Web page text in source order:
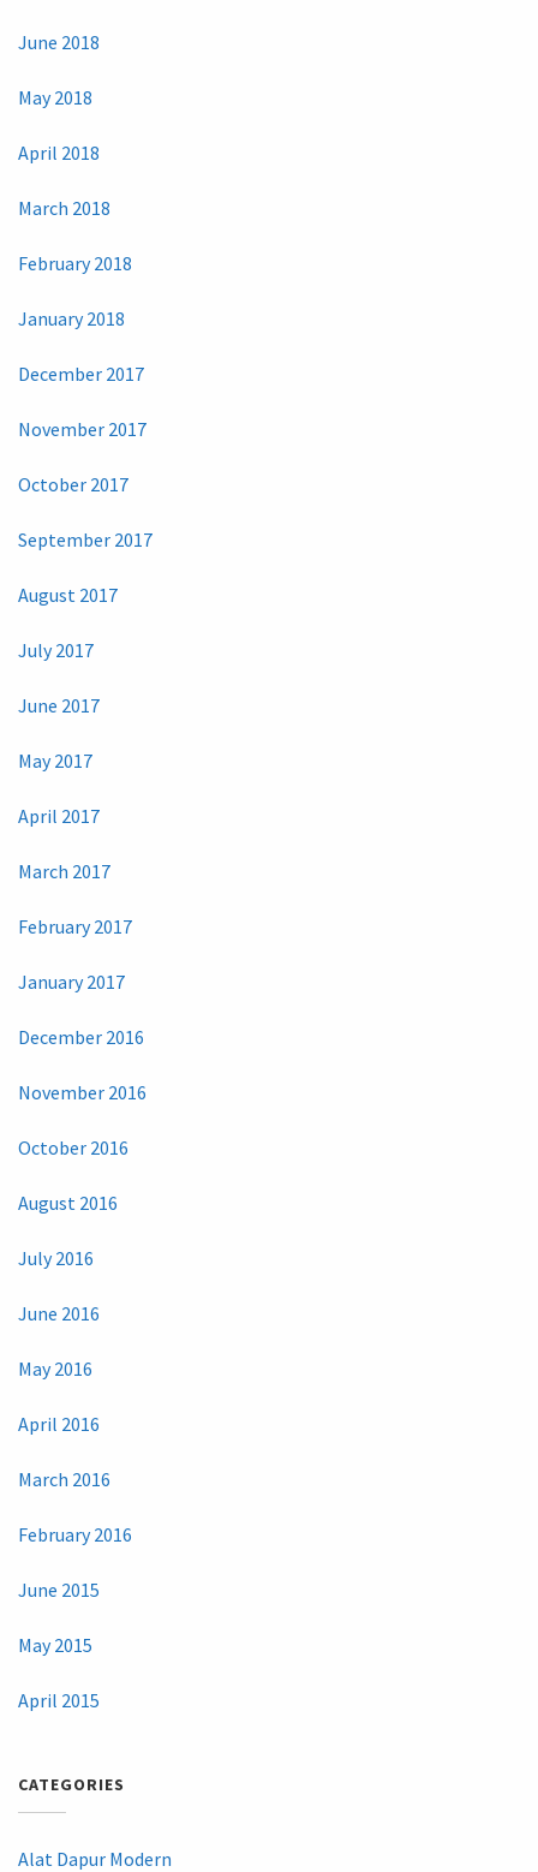
June 2018
May 2018
April 2018
March 2018
February 2018
January 2018
December 2017
November 2017
October 2017
September 2017
August 2017
July 2017
June 2017
May 2017
April 2017
March 2017
February 2017
January 2017
December 2016
November 2016
October 2016
August 2016
July 2016
June 2016
May 2016
April 2016
March 2016
February 2016
June 2015
May 2015
April 2015
CATEGORIES
Alat Dapur Modern